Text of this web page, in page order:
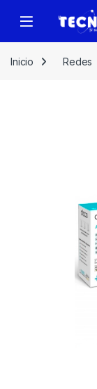
Inicio Redes